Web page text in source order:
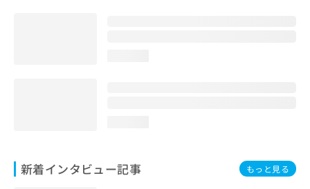
新着インタビュー記事 もっと見る